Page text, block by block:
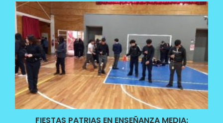
FIESTAS PATRIAS EN ENSEÑANZA MEDIA: